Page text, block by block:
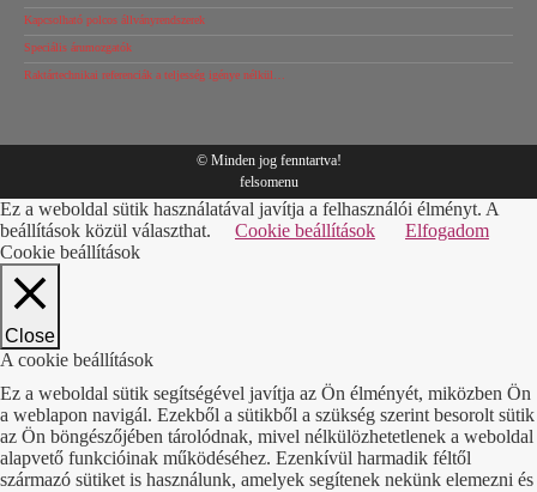
Kapcsolható polcos állványrendszerek
Speciális árumozgatók
Raktártechnikai referenciák a teljesség igénye nélkül…
© Minden jog fenntartva!
felsomenu
Ez a weboldal sütik használatával javítja a felhasználói élményt. A
beállítások közül választhat.
Cookie beállítások
Elfogadom
Cookie beállítások
Close
A cookie beállítások
Ez a weboldal sütik segítségével javítja az Ön élményét, miközben Ön
a weblapon navigál. Ezekből a sütikből a szükség szerint besorolt sütik
az Ön böngészőjében tárolódnak, mivel nélkülözhetetlenek a weboldal
alapvető funkcióinak működéséhez. Ezenkívül harmadik féltől
származó sütiket is használunk, amelyek segítenek nekünk elemezni és